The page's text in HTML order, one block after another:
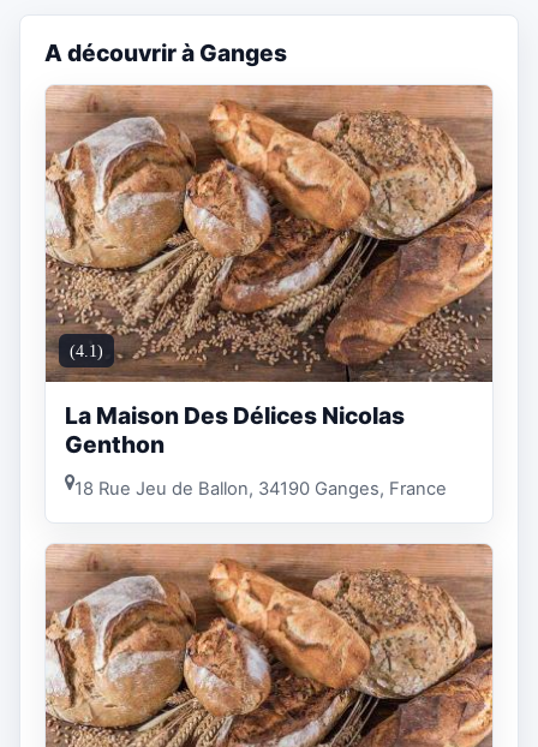
A découvrir à Ganges
(4.1)
La Maison Des Délices Nicolas
Genthon
18 Rue Jeu de Ballon, 34190 Ganges, France